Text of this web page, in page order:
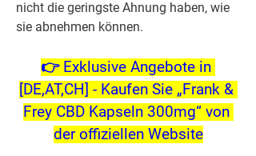
nicht die geringste Ahnung haben, wie
sie abnehmen können.
👉 Exklusive Angebote in
[DE,AT,CH] - Kaufen Sie „Frank &
Frey CBD Kapseln 300mg“ von
der offiziellen Website